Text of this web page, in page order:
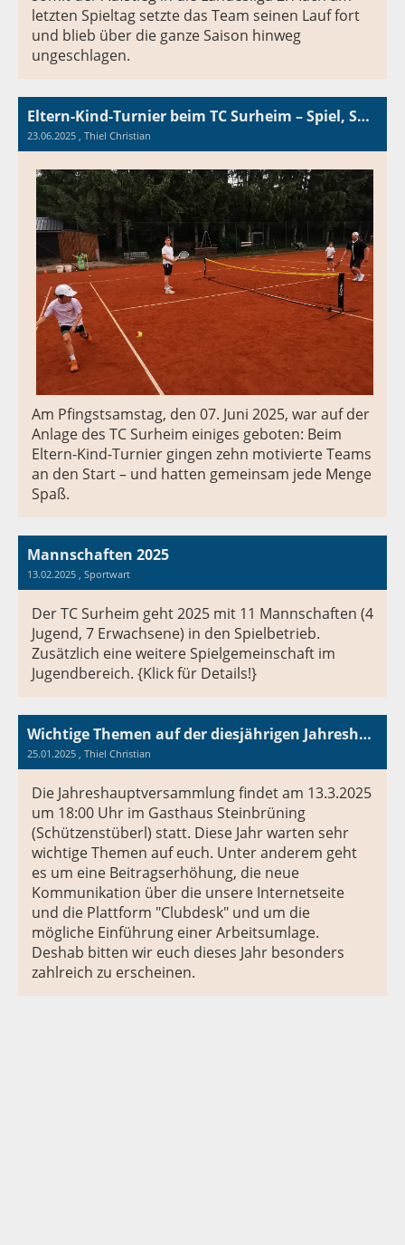
letzten Spieltag setzte das Team seinen Lauf fort
und blieb über die ganze Saison hinweg
ungeschlagen.
Eltern-Kind-Turnier beim TC Surheim – Spiel, Spaß und starke Teams
23.06.2025 , Thiel Christian
Am Pfingstsamstag, den 07. Juni 2025, war auf der
Anlage des TC Surheim einiges geboten: Beim
Eltern-Kind-Turnier gingen zehn motivierte Teams
an den Start – und hatten gemeinsam jede Menge
Spaß.
Mannschaften 2025
13.02.2025 , Sportwart
Der TC Surheim geht 2025 mit 11 Mannschaften (4
Jugend, 7 Erwachsene) in den Spielbetrieb.
Zusätzlich eine weitere Spielgemeinschaft im
Jugendbereich. {Klick für Details!}
Wichtige Themen auf der diesjährigen Jahreshauptversammlung
25.01.2025 , Thiel Christian
Die Jahreshauptversammlung findet am 13.3.2025
um 18:00 Uhr im Gasthaus Steinbrüning
(Schützenstüberl) statt. Diese Jahr warten sehr
wichtige Themen auf euch. Unter anderem geht
es um eine Beitragserhöhung, die neue
Kommunikation über die unsere Internetseite
und die Plattform "Clubdesk" und um die
mögliche Einführung einer Arbeitsumlage.
Deshab bitten wir euch dieses Jahr besonders
zahlreich zu erscheinen.